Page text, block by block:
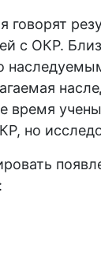
говорят
с ОКР.
время
но
: